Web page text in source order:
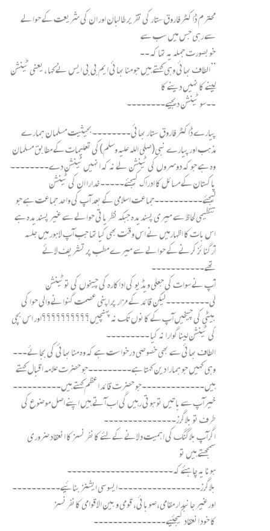
محترم ڈاکٹر فاروق ستار کی تقریر طالبان اور ان کی شریعت کے حوالے
سے رہی جس میں سب سے
خوبصورت جملہ یہ تھا کہ ۔۔
” الطاف بھائی وہی کہتے ہیں جو منا بھائی ایم بی بی ایس نے کہا ، یعنی ٹینشن
لینے کا نہیں دینے کا
۔۔سو ٹینشن دیجیے۔۔۔۔۔۔۔۔
پیارے ڈاکٹر فاروق ستار بھائی۔۔۔۔۔۔۔۔بحیثیت مسلمان ہمارے
مذہب اور پیارے نبی(صلی اللہ علیہ وسلم)کی تعلیمات کے مطابق مسلمان
وہ ہے جو کہ دوسروں کی ٹینشن لے نہ کہ انہیں ٹینشن دے۔۔۔۔۔۔۔۔
پاکستان کے مسائل کا ادراک کیجئے۔۔۔۔۔خدارا ان کی ٹینشن
لیجئے۔۔۔۔۔۔۔۔۔۔جماعت اسلامی کے بعد آپ کی واحد جماعت ہے جو
تنظیمی لحاظ سے میری پسندیدہ جبکہ نظریاتی حوالے سے غیر پسندیدہ ہے
اس بات کا اظہارمیں نے اس وقت بھی کیا تھا جب آپ لاہور میں جلسہ
آرگنائز کرنے کے حوالے سے میرے مطب پر تشریف لائے
تھے۔۔۔۔۔۔۔۔۔۔۔
آپ نے سوات کی جعلی ویڈیو کی اداکارہ کی چیخوں کی توٹینشن
لی۔۔۔۔۔۔۔۔۔لیکن قائد کے مزار پر اپنی عصمت گنوانے والی حوا کی
بیٹی کی چیخیں آپ کے کانوں تک نہ پہنچیں؟؟؟؟؟؟؟؟؟؟اور اس بچی
کی ٹینشن لینا گوارا نہ کیا ۔۔۔۔۔۔۔۔۔
الطاف بھائی سے بھی خصوصی درخواست ہے کہ وہ منا بھائی کی بجائے۔۔۔
وہی کہیں جو ہمارا دین کہتا ہے۔۔۔۔۔۔۔۔۔جو حضرت علامہ اقبال کہتے
ہیں۔۔۔۔۔۔۔۔۔۔۔۔۔جو حضرت قائد اعظم کہتے ہیں۔۔۔۔۔۔۔۔۔۔
خیرآپ سے باتیں تو ہوتی رہیں گی اب آتے ہیں اپنے اصل موضوع کی
طرف تو بلاگرز۔۔۔۔۔۔۔۔۔۔۔۔۔۔۔
اگرآپ بلاگنگ کی اہمیت دلانے کےلئے کانفرنسز کا انعقاد ضروری
سمجھتے ہیں تو
ہونا یہ چاہئے کہ۔۔۔۔۔۔۔۔۔۔۔۔۔۔۔۔۔۔۔۔۔۔
بلاگرز۔۔۔۔۔۔۔۔۔۔۔۔۔۔۔۔۔ ایسوسی ایشنز بنائیے۔۔۔۔۔۔۔۔۔۔
اورغیر جانبدار مقامی،صوبائی، قومی و بین الاقوامی کانفرنسز
کا خود انعقاد کیجئیے۔۔۔۔۔۔۔۔۔۔۔۔۔۔۔